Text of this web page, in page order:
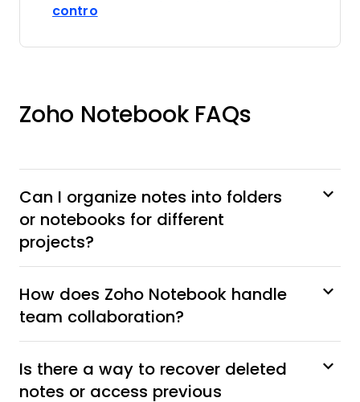
controOpens new window
Zoho Notebook FAQs
Can I organize notes into folders
or notebooks for different
projects?
How does Zoho Notebook handle
team collaboration?
Is there a way to recover deleted
notes or access previous